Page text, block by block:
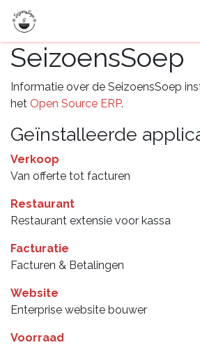
Overslaan naar inhoud
SeizoensSoep
Informatie over de SeizoensSoep
het Open Source ERP.
Geïnstalleerde
Verkoop
Van offerte tot facturen
Restaurant
Restaurant extensie voor kassa
Facturatie
Facturen & Betalingen
Website
Enterprise website bouwer
Voorraad